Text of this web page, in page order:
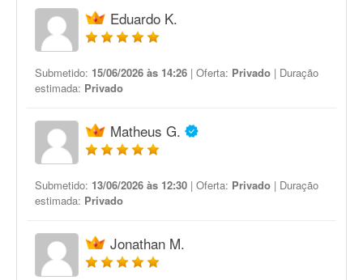
Eduardo K.
Submetido: 15/06/2026 às 14:26 | Oferta: Privado | Duração
estimada: Privado
Matheus G.
Submetido: 13/06/2026 às 12:30 | Oferta: Privado | Duração
estimada: Privado
Jonathan M.